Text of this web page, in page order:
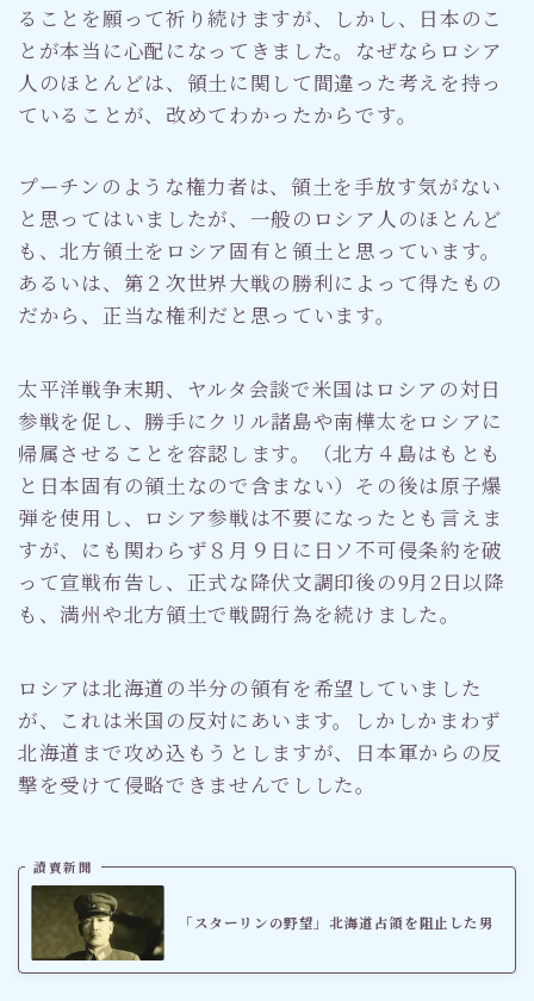
ることを願って祈り続けますが、しかし、日本のこ
とが本当に心配になってきました。なぜならロシア
人のほとんどは、領土に関して間違った考えを持っ
ていることが、改めてわかったからです。
プーチンのような権力者は、領土を手放す気がない
と思ってはいましたが、一般のロシア人のほとんど
も、北方領土をロシア固有と領土と思っています。
あるいは、第２次世界大戦の勝利によって得たもの
だから、正当な権利だと思っています。
太平洋戦争末期、ヤルタ会談で米国はロシアの対日
参戦を促し、勝手にクリル諸島や南樺太をロシアに
帰属させることを容認します。（北方４島はもとも
と日本固有の領土なので含まない）その後は原子爆
弾を使用し、ロシア参戦は不要になったとも言えま
すが、にも関わらず８月９日に日ソ不可侵条約を破
って宣戦布告し、正式な降伏文調印後の9月2日以降
も、満州や北方領土で戦闘行為を続けました。
ロシアは北海道の半分の領有を希望していました
が、これは米国の反対にあいます。しかしかまわず
北海道まで攻め込もうとしますが、日本軍からの反
撃を受けて侵略できませんでしした。
讀賣新聞
「スターリンの野望」北海道占領を阻止した男